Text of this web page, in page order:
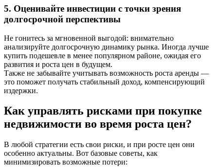
5. Оценивайте инвестиции с точки зрения
долгосрочной перспективы
Не гонитесь за мгновенной выгодой: внимательно
анализируйте долгосрочную динамику рынка. Иногда лучше
купить подешевле в менее популярном районе, ожидая его
развития и роста цен в будущем.
Также не забывайте учитывать возможность роста аренды —
это поможет получать стабильный доход, компенсирующий
издержки.
Как управлять рисками при покупке
недвижимости во время роста цен?
В любой стратегии есть свои риски, и при росте цен они
особенно актуальны. Вот базовые советы, как
минимизировать возможные потери: